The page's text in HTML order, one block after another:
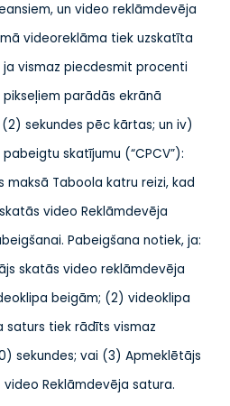
un video reklāmdevēja
videoreklāma tiek uzskatīta
vismaz piecdesmit procenti
parādās ekrānā
sekundes pēc kārtas; un iv)
skatījumu (“CPCV”):
maksā Taboola katru reizi, kad
video Reklāmdevēja
Pabeigšana notiek, ja:
skatās video reklāmdevēja
beigām; (2) videoklipa
saturs tiek rādīts vismaz
sekundes; vai (3) Apmeklētājs
video Reklāmdevēja satura.